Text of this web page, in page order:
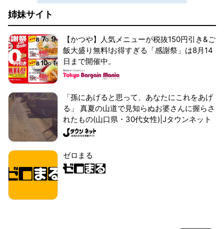
姉妹サイト
【かつや】人気メニューが税抜150円引き&ご
飯大盛り無料!お得すぎる「感謝祭」は8月14
日まで開催中。
「孫にあげると思って、あなたにこれをあげ
る」 真夏の山道で見知らぬお婆さんに握らさ
れたもの(山口県・30代女性)|Jタウンネット
ゼロまる